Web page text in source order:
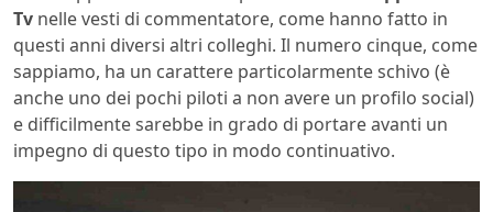
Tv nelle vesti di commentatore, come hanno fatto in
questi anni diversi altri colleghi. Il numero cinque, come
sappiamo, ha un carattere particolarmente schivo (è
anche uno dei pochi piloti a non avere un profilo social)
e difficilmente sarebbe in grado di portare avanti un
impegno di questo tipo in modo continuativo.